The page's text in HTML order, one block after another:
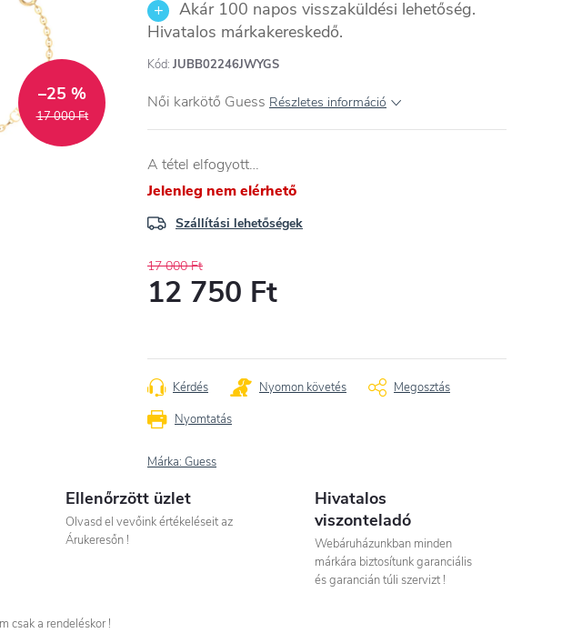
17 000 Ft
–25 %
Akár 100 napos visszaküldési lehetőség.
Hivatalos márkakereskedő.
Kód: JUBB02246JWYGS
Női karkötő Guess Részletes információ
A tétel elfogyott…
Jelenleg nem elérhető
Szállítási lehetőségek
17 000 Ft
12 750 Ft
Nyomtatás
Kérdés Nyomon követés Megosztás
Márka: Guess
Ellenőrzött üzlet
Olvasd el vevőink értékeléseit az
Árukeresőn !
Hivatalos
viszonteladó
Webáruházunkban minden
márkára biztosítunk garanciális
és garancián túli szervizt !
csak a rendeléskor !